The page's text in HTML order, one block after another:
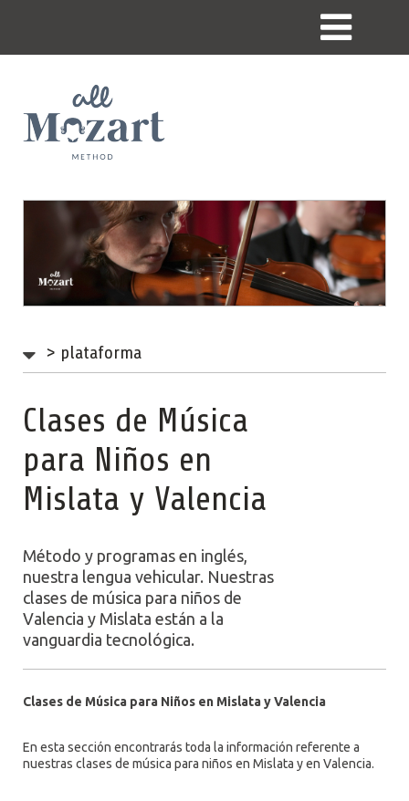
> plataforma
Clases de Música
para Niños en
Mislata y Valencia
Método y programas en inglés,
nuestra lengua vehicular. Nuestras
clases de música para niños de
Valencia y Mislata están a la
vanguardia tecnológica.
Clases de Música para Niños en Mislata y Valencia
En esta sección encontrarás toda la información referente a
nuestras clases de música para niños en Mislata y en Valencia.